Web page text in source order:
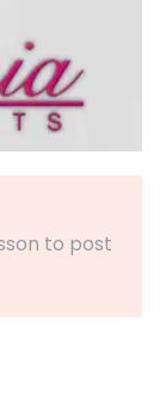
to post